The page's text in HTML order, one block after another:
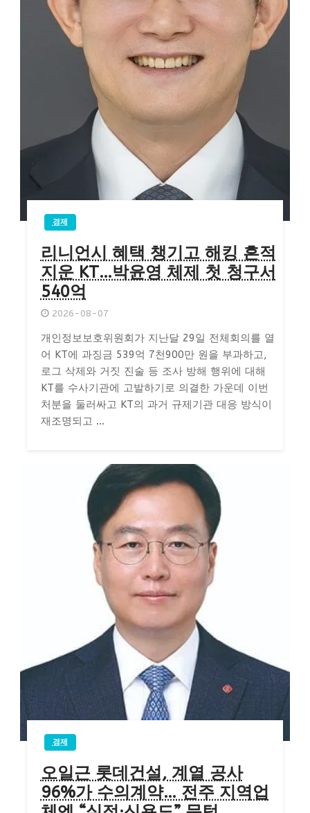
경제
리니언시 혜택 챙기고 해킹 흔적
지운 KT…박윤영 체제 첫 청구서
540억
2026-08-07
개인정보보호위원회가 지난달 29일 전체회의를 열
어 KT에 과징금 539억 7천900만 원을 부과하고,
로그 삭제와 거짓 진술 등 조사 방해 행위에 대해
KT를 수사기관에 고발하기로 의결한 가운데 이번
처분을 둘러싸고 KT의 과거 규제기관 대응 방식이
재조명되고 ...
경제
오일근 롯데건설, 계열 공사
96%가 수의계약… 전주 지역업